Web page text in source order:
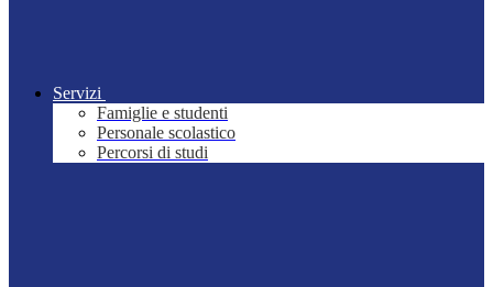
Servizi
Famiglie e studenti
Personale scolastico
Percorsi di studi